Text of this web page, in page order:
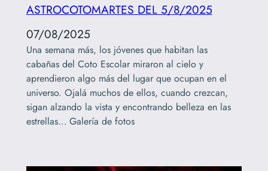
ASTROCOTOMARTES DEL 5/8/2025
07/08/2025
Una semana más, los jóvenes que habitan las
cabañas del Coto Escolar miraron al cielo y
aprendieron algo más del lugar que ocupan en el
universo. Ojalá muchos de ellos, cuando crezcan,
sigan alzando la vista y encontrando belleza en las
estrellas… Galería de fotos